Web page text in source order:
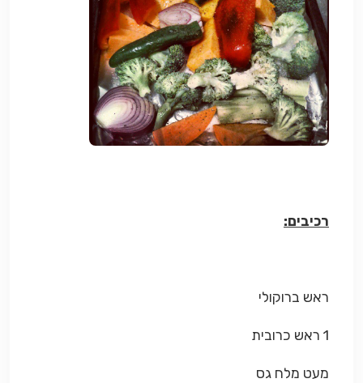
רכיבים:
ראש ברוקולי
1 ראש כרובית
מעט מלח גס